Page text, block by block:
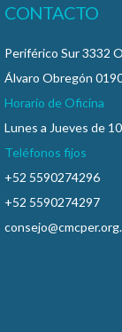
CONTACTO
Periférico Sur 3332
Álvaro Obregón
Horario de Oficina
Lunes a Jueves de
Teléfonos fijos
+52 5590274296
+52 5590274297